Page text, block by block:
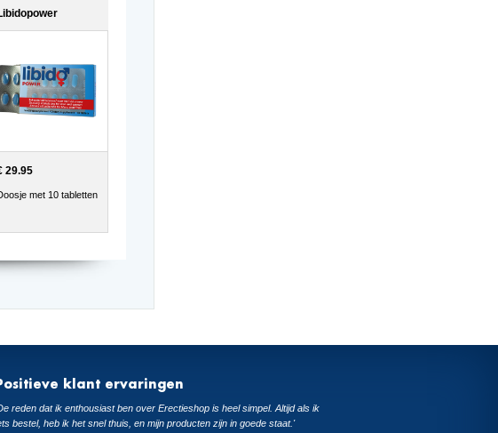
29.95
met 10 tabletten
klant ervaringen
reden dat ik enthousiast ben over Erectieshop is heel simpel. Altijd als ik
bestel, heb ik het snel thuis, en mijn producten zijn in goede staat.'